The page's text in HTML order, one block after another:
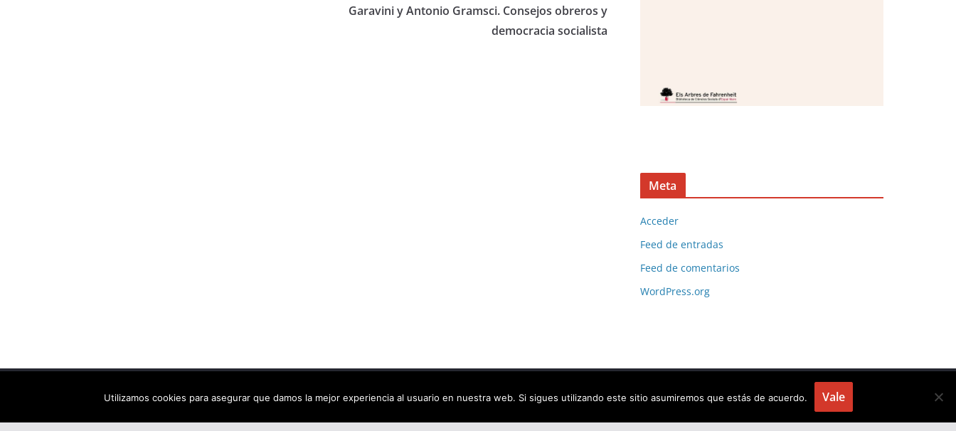
Garavini y Antonio Gramsci. Consejos obreros y
democracia socialista
Meta
Acceder
Feed de entradas
Feed de comentarios
WordPress.org
Copyright © 2026 Els arbres de Fahrenheit: biblioteca virtual
. Todos los derechos reservados.
Utilizamos cookies para asegurar que damos la mejor experiencia al usuario en nuestra web. Si sigues utilizando este sitio asumiremos que estás de acuerdo. Vale